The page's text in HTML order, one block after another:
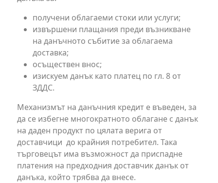
получени облагаеми стоки или услуги;
извършени плащания преди възникване
на данъчното събитие за облагаема
доставка;
осъществен внос;
изискуем данък като платец по гл. 8 от
ЗДДС.
Механизмът на данъчния кредит е въведен, за
да се избегне многократното облагане с данък
на даден продукт по цялата верига от
доставчици до крайния потребител. Така
търговецът има възможност да приспадне
платения на предходния доставчик данък от
данъка, който трябва да внесе.